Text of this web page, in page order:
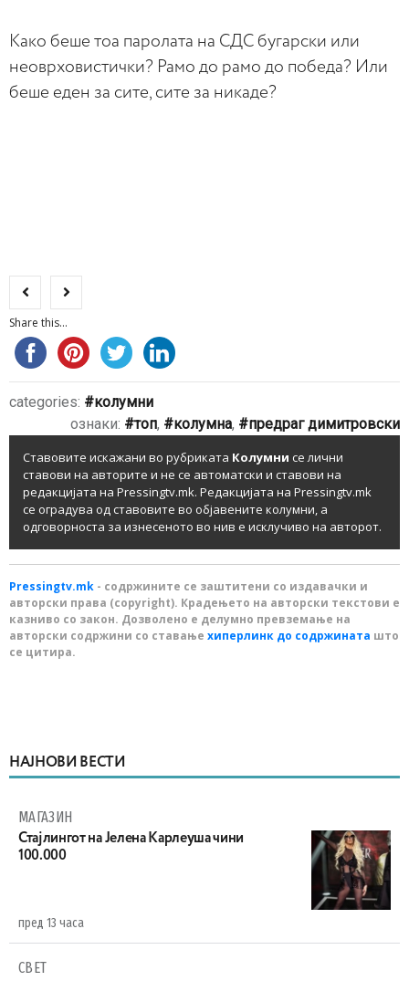
Како беше тоа паролата на СДС бугарски или
неоврховистички? Рамо до рамо до победа? Или
беше еден за сите, сите за никаде?
Share this...
categories:
колумни
ознаки:
топ, колумна, предраг димитровски
Ставовите искажани во рубриката Колумни се лични
ставови на авторите и не се автоматски и ставови на
редакцијата на Pressingtv.mk. Редакцијата на Pressingtv.mk
се оградува од ставовите во објавените колумни, а
одговорноста за изнесеното во нив е исклучиво на авторот.
Pressingtv.mk - содржините се заштитени со издавачки и
авторски права (copyright). Крадењето на авторски текстови е
казниво со закон. Дозволено е делумно превземање на
авторски содржини со ставање хиперлинк до содржината што
се цитира.
НАЈНОВИ ВЕСТИ
МАГАЗИН
Стајлингот на Јелена Карлеуша чини
100.000
пред 13 часа
СВЕТ